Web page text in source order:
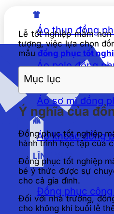
Áo thun đồng
Áo polo đồng
Áo sơ mi đồng
Áo khoác đồng
LĨNH VỰC
Đồng phục
Lễ tốt nghiệp mầm
tượng, việc lựa chọn
mẫu đồng phục tốt
Mục lục
Ý nghĩa của
Đồng phục tốt nghiệp
hành trình học tập của
Đồng phục tốt nghiệp
bé ý thức được sự
cho cả gia đình.
Đối với nhà trường,
cho không khí buổi lễ